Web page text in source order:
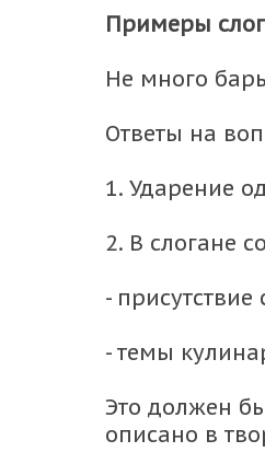
Примеры
Не много
Ответы на
1. Ударение
2. В слогане
-
- темы
Это должен
описано в